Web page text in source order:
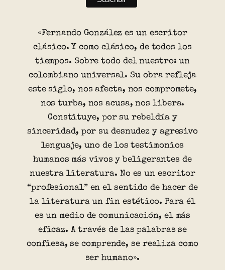
«Fernando González es un escritor
clásico. Y como clásico, de todos los
tiempos. Sobre todo del nuestro: un
colombiano universal. Su obra refleja
este siglo, nos afecta, nos compromete,
nos turba, nos acusa, nos libera.
Constituye, por su rebeldía y
sinceridad, por su desnudez y agresivo
lenguaje, uno de los testimonios
humanos más vivos y beligerantes de
nuestra literatura. No es un escritor
“profesional” en el sentido de hacer de
la literatura un fin estético. Para él
es un medio de comunicación, el más
eficaz. A través de las palabras se
confiesa, se comprende, se realiza como
ser humano».